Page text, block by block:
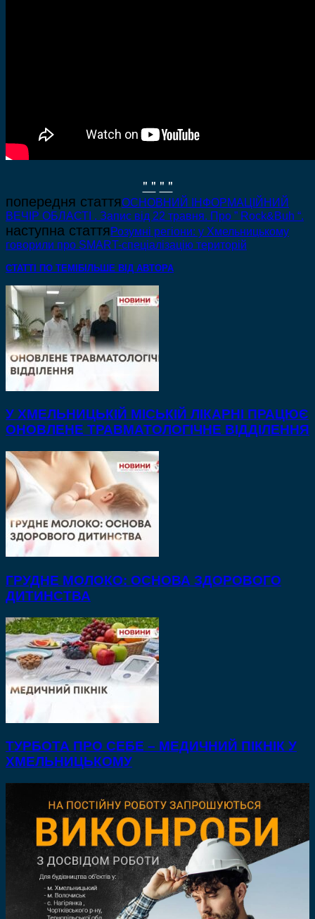
" " " "
попередня статтяОСНОВНИЙ ІНФОРМАЦІЙНИЙ
ВЕЧІР ОБЛАСТІ . Запис від 22 травня. Про ” Rock&Buh “.
наступна статтяРозумні регіони: у Хмельницькому
говорили про SMART-спеціалізацію територій
СТАТТІ ПО ТЕМІ БІЛЬШЕ ВІД АВТОРА
У ХМЕЛЬНИЦЬКІЙ МІСЬКІЙ ЛІКАРНІ ПРАЦЮЄ
ОНОВЛЕНЕ ТРАВМАТОЛОГІЧНЕ ВІДДІЛЕННЯ
ГРУДНЕ МОЛОКО: ОСНОВА ЗДОРОВОГО
ДИТИНСТВА
ТУРБОТА ПРО СЕБЕ – МЕДИЧНИЙ ПІКНІК У
ХМЕЛЬНИЦЬКОМУ